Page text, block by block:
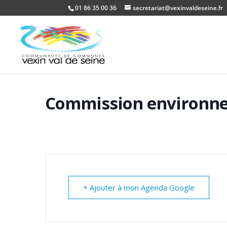
01 86 35 00 36 secretariat@vexinvaldeseine.fr
Commission
+ Ajouter à mon Agenda Google